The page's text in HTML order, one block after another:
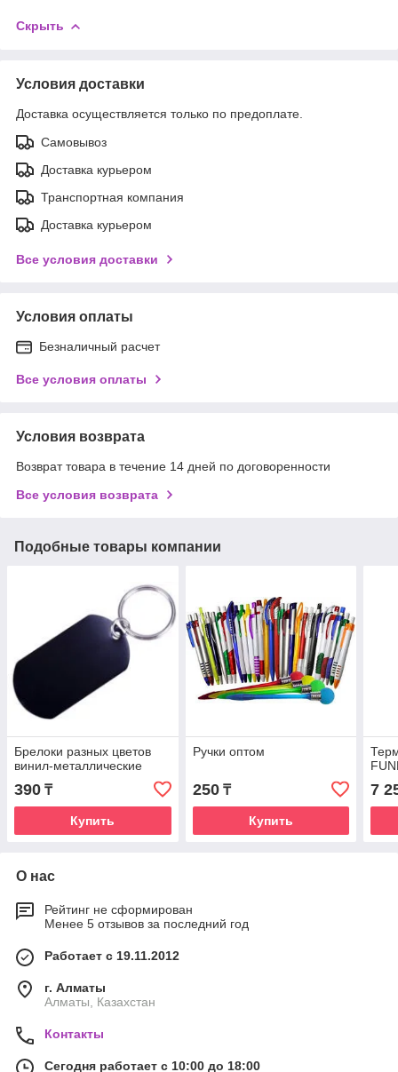
Скрыть
Условия доставки
Доставка осуществляется только по предоплате.
Самовывоз
Доставка курьером
Транспортная компания
Доставка курьером
Все условия доставки
Условия оплаты
Безналичный расчет
Все условия оплаты
Условия возврата
Возврат товара в течение 14 дней по договоренности
Все условия возврата
Подобные товары компании
Брелоки разных цветов
винил-металлические
390 ₸
Купить
Ручки оптом
250₸
Купить
7
О нас
Рейтинг не сформирован
Менее 5 отзывов за последний год
Работает с 19.11.2012
г. Алматы
Алматы, Казахстан
Контакты
Сегодня работает с 10:00 до 18:00